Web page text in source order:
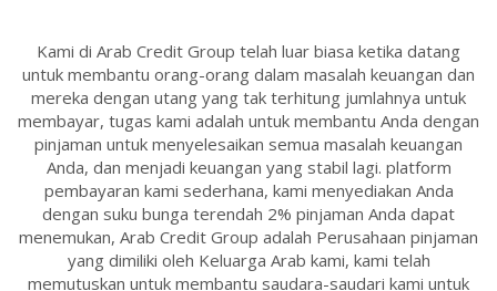
Kami di Arab Credit Group telah luar biasa ketika datang
untuk membantu orang-orang dalam masalah keuangan dan
mereka dengan utang yang tak terhitung jumlahnya untuk
membayar, tugas kami adalah untuk membantu Anda dengan
pinjaman untuk menyelesaikan semua masalah keuangan
Anda, dan menjadi keuangan yang stabil lagi. platform
pembayaran kami sederhana, kami menyediakan Anda
dengan suku bunga terendah 2% pinjaman Anda dapat
menemukan, Arab Credit Group adalah Perusahaan pinjaman
yang dimiliki oleh Keluarga Arab kami, kami telah
memutuskan untuk membantu saudara-saudari kami untuk